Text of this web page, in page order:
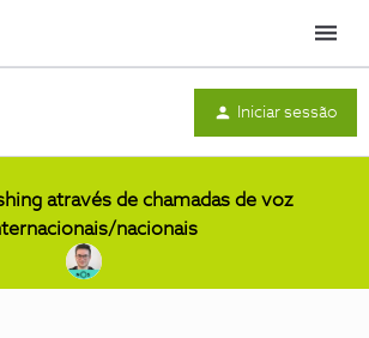
Menu
Iniciar sessão
através de chamadas de voz
nacionais